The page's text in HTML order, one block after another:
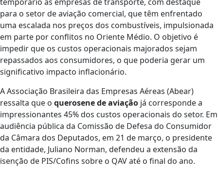
para o setor de aviação comercial, que têm enfrentado
uma escalada nos preços dos combustíveis, impulsionada
em parte por conflitos no Oriente Médio. O objetivo é
impedir que os custos operacionais majorados sejam
repassados aos consumidores, o que poderia gerar um
significativo impacto inflacionário.
A Associação Brasileira das Empresas Aéreas (Abear)
ressalta que o querosene de aviação já corresponde a
impressionantes 45% dos custos operacionais do setor. Em
audiência pública da Comissão de Defesa do Consumidor
da Câmara dos Deputados, em 21 de março, o presidente
da entidade, Juliano Norman, defendeu a extensão da
isenção de PIS/Cofins sobre o QAV até o final do ano.